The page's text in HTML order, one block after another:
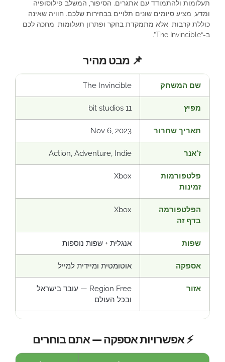
תעלומות ולהתמודד עם אתגרים. הסיפור, המשלב פילוסופיה
ומדע, מציע סיומים שונים תלויים בבחירות שלכם. חוויה שאינה
כוללת קרבות, אלא מתמקדת בחקר ופתרון תעלומות, מחכה לכם
ב-“The Invincible”.
📌 מבט מהיר
שם המשחק The Invincible
מפיץ 11 bit studios
תאריך שחרור Nov 6, 2023
ז'אנר Action, Adventure, Indie
פלטפורמות
זמינות
Xbox
הפלטפורמה
בדף זה
Xbox
שפות אנגלית + שפות נוספות
אספקה אוטומטית ומיידית למייל
אזור
Region Free — עובד בישראל
ובכל העולם
⚡ אפשרויות אספקה — אתם בוחרים